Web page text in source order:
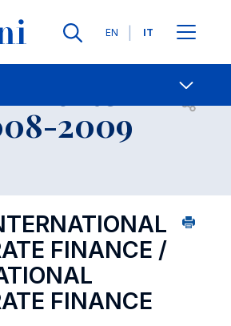
Lingue
EN IT
2009 Open
FINANCE /
FINANCE